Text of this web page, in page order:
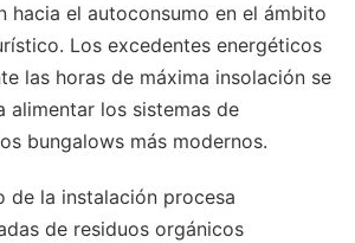
hacia el autoconsumo en el ámbito
Los excedentes energéticos
las horas de máxima insolación se
alimentar los sistemas de
bungalows más modernos.
de la instalación procesa
de residuos orgánicos